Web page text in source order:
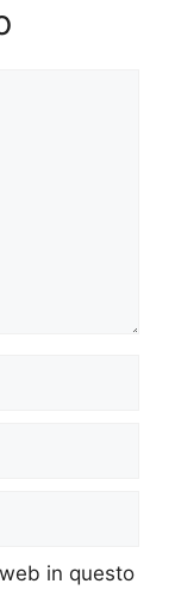
in questo